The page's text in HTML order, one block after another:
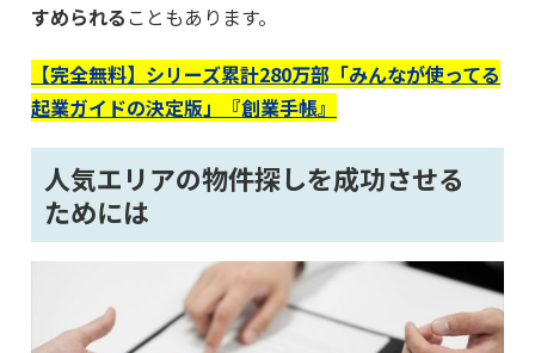
すめられる こともあります。
【完全無料】シリーズ累計280万部「みんなが使ってる
起業ガイドの決定版」『創業手帳』
人気エリアの物件探しを成功させる
ためには